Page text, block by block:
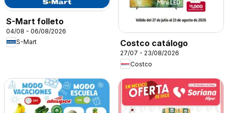
S-Mart folleto
04/08 - 06/08/2026
S-Mart
Costco catálogo
27/07 - 23/08/2026
Costco